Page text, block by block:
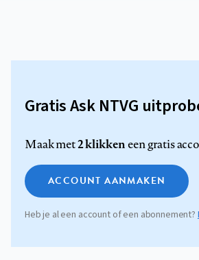
Gratis Ask NTVG
Maak met2 klikkeneen gratis
ACCOUNT AANMAKEN
Heb je al een account of een abonnement?